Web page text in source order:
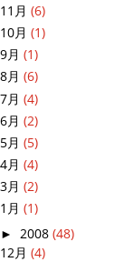
11月 (6)
10月 (1)
9月 (1)
8月 (6)
7月 (4)
6月 (2)
5月 (5)
4月 (4)
3月 (2)
1月 (1)
► 2008 (48)
12月 (4)